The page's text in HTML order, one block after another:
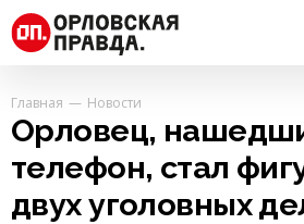
Главная Новости
Орловец,
телефон, стал
двух уголовных